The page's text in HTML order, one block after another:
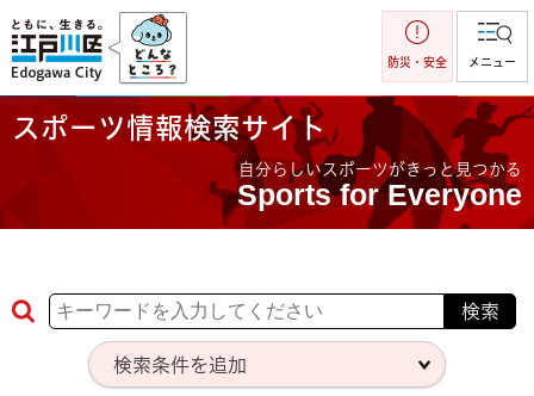
江戸川区
防災・安全 メニュー
スポーツ情報検索サイト
自分らしいスポーツがきっと見つかる
Sports for Everyone
検索条件を追加